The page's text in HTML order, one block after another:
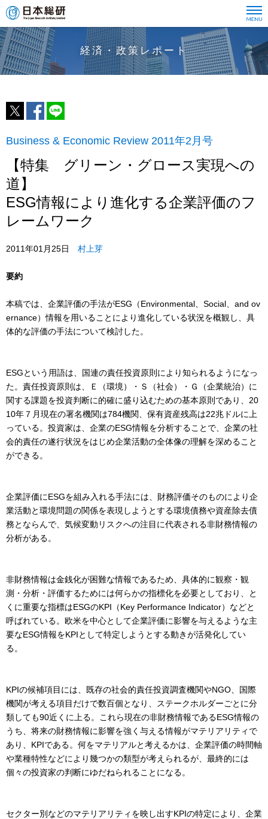
経済・政策レポート
Business & Economic Review 2011年2月号
【特集 グリーン・グロース実現への
道】
ESG情報により進化する企業評価のフ
レームワーク
2011年01月25日 村上芽
要約
本稿では、企業評価の手法がESG（Environmental、Social、and ov
ernance）情報を用いることにより進化している状況を概観し、具
体的な評価の手法について検討した。
ESGという用語は、国連の責任投資原則により知られるようになっ
た。責任投資原則は、Ｅ（環境）・Ｓ（社会）・Ｇ（企業統治）に
関する課題を投資判断に的確に盛り込むための基本原則であり、20
10年７月現在の署名機関は784機関、保有資産残高は22兆ドルに上
っている。投資家は、企業のESG情報を分析することで、企業の社
会的責任の遂行状況をはじめ企業活動の全体像の理解を深めること
ができる。
企業評価にESGを組み入れる手法には、財務評価そのものにより企
業活動と環境問題の関係を表現しようとする環境債務や資産除去債
務とならんで、気候変動リスクへの注目に代表される非財務情報の
分析がある。
非財務情報は金銭化が困難な情報であるため、具体的に観察・観
測・分析・評価するためには何らかの指標化を必要としており、と
くに重要な指標はESGのKPI（Key Performance Indicator）などと
呼ばれている。欧米を中心として企業評価に影響を与えるような主
要なESG情報をKPIとして特定しようとする動きが活発化してい
る。
KPIの候補項目には、既存の社会的責任投資調査機関やNGO、国際
機関が考える項目だけで数百個となり、ステークホルダーごとに分
類しても90近くに上る。これら現在の非財務情報であるESG情報の
うち、将来の財務情報に影響を強く与える情報がマテリアリティで
あり、KPIである。何をマテリアルと考えるかは、企業評価の時間軸
や業種特性などにより幾つかの類型が考えられるが、最終的には
個々の投資家の判断にゆだねられることになる。
セクター別などのマテリアリティを映し出すKPIの特定により、企業